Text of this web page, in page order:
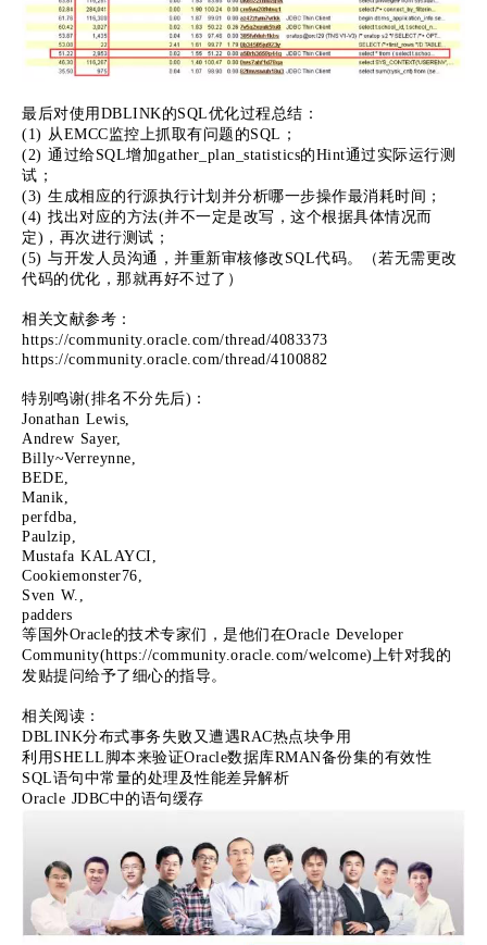
最后对使用DBLINK的SQL优化过程总结：
(1) 从EMCC监控上抓取有问题的SQL；
(2) 通过给SQL增加gather_plan_statistics的Hint通过实际运行测
试；
(3) 生成相应的行源执行计划并分析哪一步操作最消耗时间；
(4) 找出对应的方法(并不一定是改写，这个根据具体情况而
定)，再次进行测试；
(5) 与开发人员沟通，并重新审核修改SQL代码。（若无需更改
代码的优化，那就再好不过了）
相关文献参考：
https://community.oracle.com/thread/4083373
https://community.oracle.com/thread/4100882
特别鸣谢(排名不分先后)：
Jonathan Lewis,
Andrew Sayer,
Billy~Verreynne,
BEDE,
Manik,
perfdba,
Paulzip,
Mustafa KALAYCI,
Cookiemonster76,
Sven W.,
padders
等国外Oracle的技术专家们，是他们在Oracle Developer
Community(https://community.oracle.com/welcome)上针对我的
发贴提问给予了细心的指导。
相关阅读：
DBLINK分布式事务失败又遭遇RAC热点块争用
利用SHELL脚本来验证Oracle数据库RMAN备份集的有效性
SQL语句中常量的处理及性能差异解析
Oracle JDBC中的语句缓存